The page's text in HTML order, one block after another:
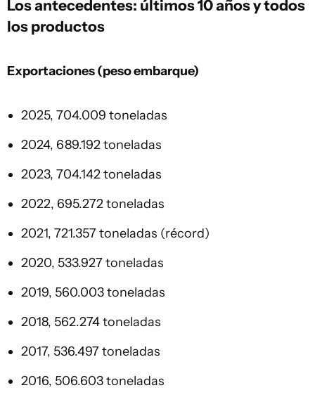
Los antecedentes: últimos 10 años y todos
los productos
Exportaciones (peso embarque)
2025, 704.009 toneladas
2024, 689.192 toneladas
2023, 704.142 toneladas
2022, 695.272 toneladas
2021, 721.357 toneladas (récord)
2020, 533.927 toneladas
2019, 560.003 toneladas
2018, 562.274 toneladas
2017, 536.497 toneladas
2016, 506.603 toneladas